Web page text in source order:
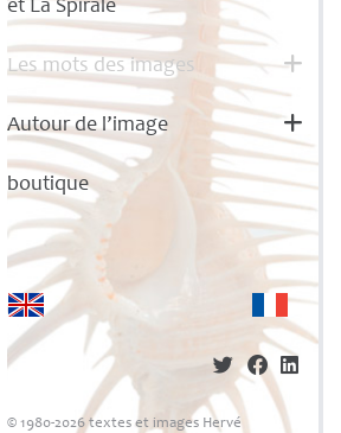
et La Spirale
Les mots des images
Autour de l’image
boutique
© 1980-2026 textes et images Hervé